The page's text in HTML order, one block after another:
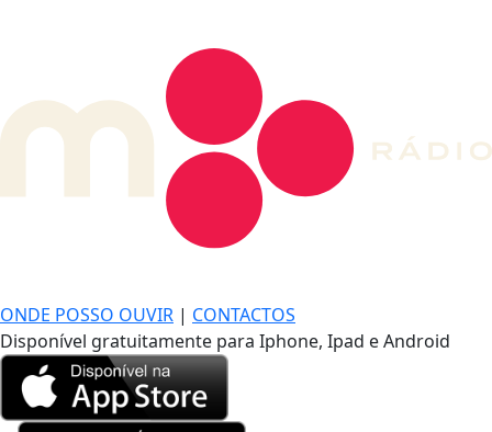
ONDE POSSO OUVIR | CONTACTOS
Disponível gratuitamente para Iphone, Ipad e Android